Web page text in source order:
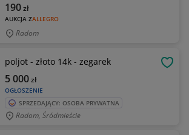
AUKCJA ZALLEGRO
190zł
Radom
poljot - złoto 14k - zegarek
OGŁOSZENIE
5 000zł
SPRZEDAJĄCY: OSOBA PRYWATNA
Radom, Śródmieście